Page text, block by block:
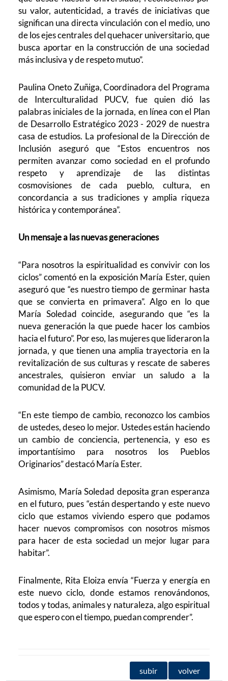
su valor, autenticidad, a través de iniciativas que
significan una directa vinculación con el medio, uno
de los ejes centrales del quehacer universitario, que
busca aportar en la construcción de una sociedad
más inclusiva y de respeto mutuo”.
Paulina Oneto Zuñiga, Coordinadora del Programa
de Interculturalidad PUCV, fue quien dió las
palabras iniciales de la jornada, en línea con el Plan
de Desarrollo Estratégico 2023 - 2029 de nuestra
casa de estudios. La profesional de la Dirección de
Inclusión aseguró que “Estos encuentros nos
permiten avanzar como sociedad en el profundo
respeto y aprendizaje de las distintas
cosmovisiones de cada pueblo, cultura, en
concordancia a sus tradiciones y amplia riqueza
histórica y contemporánea”.
Un mensaje a las nuevas generaciones
“Para nosotros la espiritualidad es convivir con los
ciclos” comentó en la exposición María Ester, quien
aseguró que “es nuestro tiempo de germinar hasta
que se convierta en primavera”. Algo en lo que
María Soledad coincide, asegurando que “es la
nueva generación la que puede hacer los cambios
hacia el futuro”. Por eso, las mujeres que lideraron la
jornada, y que tienen una amplia trayectoria en la
revitalización de sus culturas y rescate de saberes
ancestrales, quisieron enviar un saludo a la
comunidad de la PUCV.
“En este tiempo de cambio, reconozco los cambios
de ustedes, deseo lo mejor. Ustedes están haciendo
un cambio de conciencia, pertenencia, y eso es
importantísimo para nosotros los Pueblos
Originarios” destacó María Ester.
Asimismo, María Soledad deposita gran esperanza
en el futuro, pues “están despertando y este nuevo
ciclo que estamos viviendo espero que podamos
hacer nuevos compromisos con nosotros mismos
para hacer de esta sociedad un mejor lugar para
habitar”.
Finalmente, Rita Eloiza envía “Fuerza y energía en
este nuevo ciclo, donde estamos renovándonos,
todos y todas, animales y naturaleza, algo espiritual
que espero con el tiempo, puedan comprender”.
subir volver